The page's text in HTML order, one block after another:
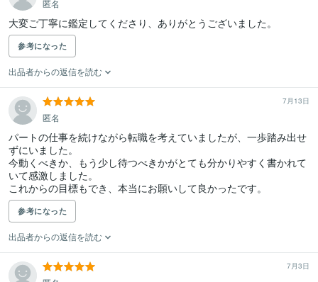
匿名
大変ご丁寧に鑑定してくださり、ありがとうございました。
参考になった
出品者からの返信を読む
7月13日
匿名
パートの仕事を続けながら転職を考えていましたが、一歩踏み出せ
ずにいました。
今動くべきか、もう少し待つべきかがとても分かりやすく書かれて
いて感激しました。
これからの目標もでき、本当にお願いして良かったです。
参考になった
出品者からの返信を読む
7月3日